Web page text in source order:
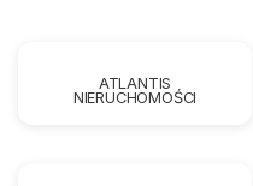
ATLANTIS
NIERUCHOMOŚCI